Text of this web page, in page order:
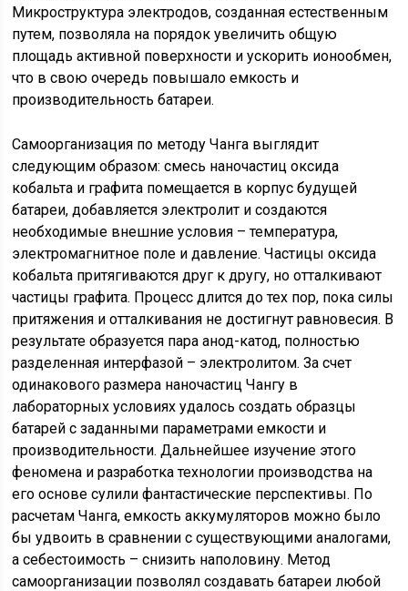
Микроструктура электродов, созданная естественным
путем, позволяла на порядок увеличить общую
площадь активной поверхности и ускорить ионообмен,
что в свою очередь повышало емкость и
производительность батареи.
Самоорганизация по методу Чанга выглядит
следующим образом: смесь наночастиц оксида
кобальта и графита помещается в корпус будущей
батареи, добавляется электролит и создаются
необходимые внешние условия – температура,
электромагнитное поле и давление. Частицы оксида
кобальта притягиваются друг к другу, но отталкивают
частицы графита. Процесс длится до тех пор, пока силы
притяжения и отталкивания не достигнут равновесия. В
результате образуется пара анод-катод, полностью
разделенная интерфазой – электролитом. За счет
одинакового размера наночастиц Чангу в
лабораторных условиях удалось создать образцы
батарей с заданными параметрами емкости и
производительности. Дальнейшее изучение этого
феномена и разработка технологии производства на
его основе сулили фантастические перспективы. По
расчетам Чанга, емкость аккумуляторов можно было
бы удвоить в сравнении с существующими аналогами,
а себестоимость – снизить наполовину. Метод
самоорганизации позволял создавать батареи любой